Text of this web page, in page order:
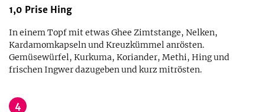
1,0 Prise Hing
In einem Topf mit etwas Ghee Zimtstange, Nelken,
Kardamomkapseln und Kreuzkümmel anrösten.
Gemüsewürfel, Kurkuma, Koriander, Methi, Hing und
frischen Ingwer dazugeben und kurz mitrösten.
4